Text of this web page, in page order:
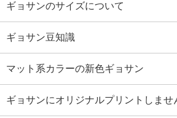
ギョサンのサイズについて
ギョサン豆知識
マット系カラーの新色ギョサン
ギョサンにオリジナルプリントしませ